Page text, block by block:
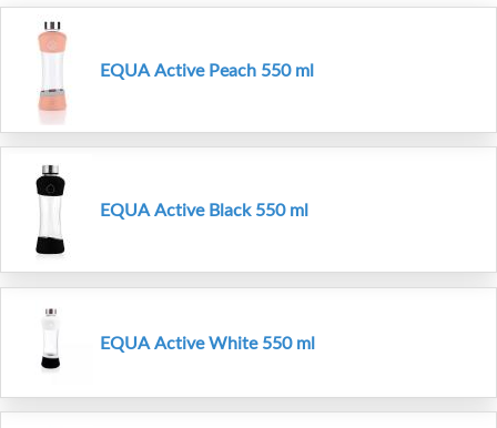
EQUA Active Peach 550 ml
EQUA Active Black 550 ml
EQUA Active White 550 ml